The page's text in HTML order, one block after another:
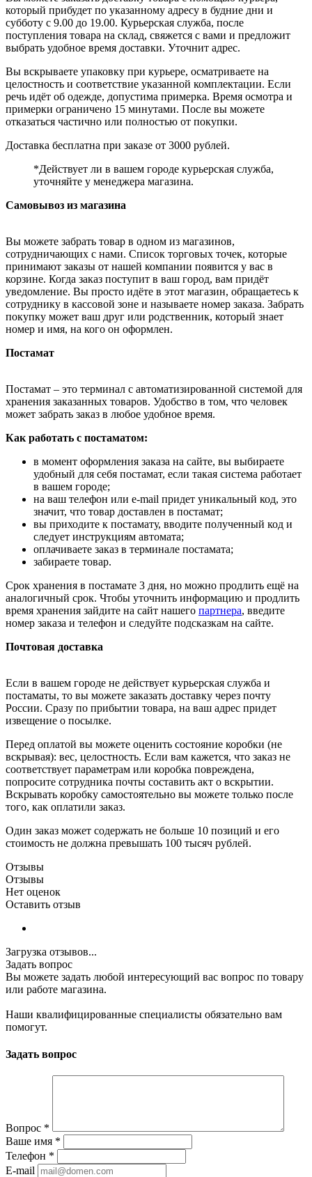
который прибудет по указанному адресу в будние дни и
субботу с 9.00 до 19.00. Курьерская служба, после
поступления товара на склад, свяжется с вами и предложит
выбрать удобное время доставки. Уточнит адрес.
Вы вскрываете упаковку при курьере, осматриваете на
целостность и соответствие указанной комплектации. Если
речь идёт об одежде, допустима примерка. Время осмотра и
примерки ограничено 15 минутами. После вы можете
отказаться частично или полностью от покупки.
Доставка бесплатна при заказе от 3000 рублей.
*Действует ли в вашем городе курьерская служба,
уточняйте у менеджера магазина.
Самовывоз из магазина
Вы можете забрать товар в одном из магазинов,
сотрудничающих с нами. Список торговых точек, которые
принимают заказы от нашей компании появится у вас в
корзине. Когда заказ поступит в ваш город, вам придёт
уведомление. Вы просто идёте в этот магазин, обращаетесь к
сотруднику в кассовой зоне и называете номер заказа. Забрать
покупку может ваш друг или родственник, который знает
номер и имя, на кого он оформлен.
Постамат
Постамат – это терминал с автоматизированной системой для
хранения заказанных товаров. Удобство в том, что человек
может забрать заказ в любое удобное время.
Как работать с постаматом:
в момент оформления заказа на сайте, вы выбираете
удобный для себя постамат, если такая система работает
в вашем городе;
на ваш телефон или e-mail придет уникальный код, это
значит, что товар доставлен в постамат;
вы приходите к постамату, вводите полученный код и
следует инструкциям автомата;
оплачиваете заказ в терминале постамата;
забираете товар.
Срок хранения в постамате 3 дня, но можно продлить ещё на
аналогичный срок. Чтобы уточнить информацию и продлить
время хранения зайдите на сайт нашего партнера, введите
номер заказа и телефон и следуйте подсказкам на сайте.
Почтовая доставка
Если в вашем городе не действует курьерская служба и
постаматы, то вы можете заказать доставку через почту
России. Сразу по прибытии товара, на ваш адрес придет
извещение о посылке.
Перед оплатой вы можете оценить состояние коробки (не
вскрывая): вес, целостность. Если вам кажется, что заказ не
соответствует параметрам или коробка повреждена,
попросите сотрудника почты составить акт о вскрытии.
Вскрывать коробку самостоятельно вы можете только после
того, как оплатили заказ.
Один заказ может содержать не больше 10 позиций и его
стоимость не должна превышать 100 тысяч рублей.
Отзывы
Отзывы
Нет оценок
Оставить отзыв
Загрузка отзывов...
Задать вопрос
Вы можете задать любой интересующий вас вопрос по товару
или работе магазина.
Наши квалифицированные специалисты обязательно вам
помогут.
Задать вопрос
Вопрос *
Ваше имя *
Телефон *
E-mail